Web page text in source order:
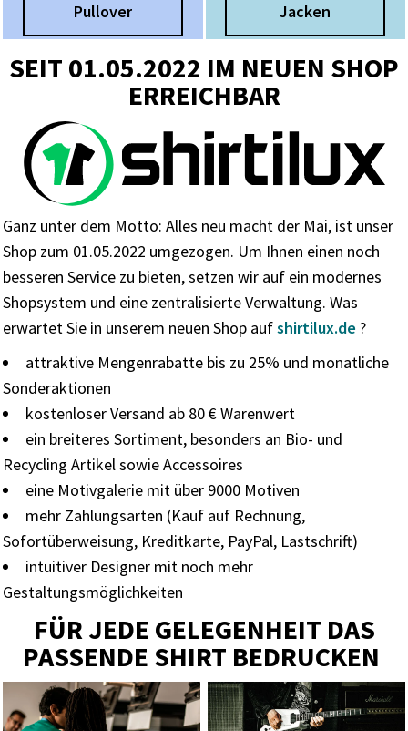
Pullover Jacken
SEIT 01.05.2022 IM NEUEN SHOP
ERREICHBAR
Ganz unter dem Motto: Alles neu macht der Mai, ist unser
Shop zum 01.05.2022 umgezogen. Um Ihnen einen noch
besseren Service zu bieten, setzen wir auf ein modernes
Shopsystem und eine zentralisierte Verwaltung. Was
erwartet Sie in unserem neuen Shop aufshirtilux.de ?
attraktive Mengenrabatte bis zu 25% und monatliche
Sonderaktionen
kostenloser Versand ab 80 € Warenwert
ein breiteres Sortiment, besonders an Bio- und
Recycling Artikel sowie Accessoires
eine Motivgalerie mit über 9000 Motiven
mehr Zahlungsarten (Kauf auf Rechnung,
Sofortüberweisung, Kreditkarte, PayPal, Lastschrift)
intuitiver Designer mit noch mehr
Gestaltungsmöglichkeiten
FÜR JEDE GELEGENHEIT DAS
PASSENDE SHIRT BEDRUCKEN